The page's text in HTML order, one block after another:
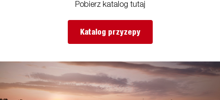
Pobierz katalog tutaj
Katalog przyzepy